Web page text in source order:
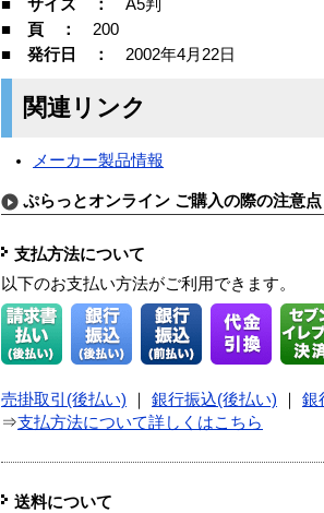
■ サイズ ： A5判
■ 頁 ： 200
■ 発行日 ： 2002年4月22日
関連リンク
メーカー製品情報
ぷらっとオンライン ご購入の際の注意点
支払方法について
以下のお支払い方法がご利用できます。
売掛取引(後払い) 銀行振込(後払い) 銀
⇒支払方法について詳しくはこちら
送料について